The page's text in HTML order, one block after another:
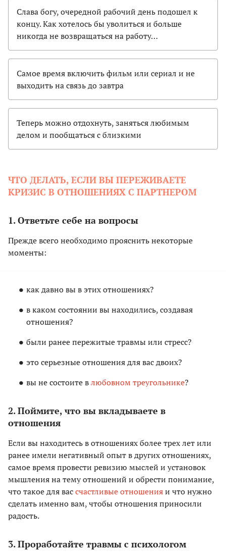
Слава богу, очередной рабочий день подошел к
концу. Как хотелось бы уволиться и больше
никогда не возвращаться на работу…
Самое время включить фильм или сериал и не
выходить на связь до завтра
Теперь можно отдохнуть, заняться любимым
делом и пообщаться с близкими
ЧТО ДЕЛАТЬ, ЕСЛИ ВЫ ПЕРЕЖИВАЕТЕ
КРИЗИС В ОТНОШЕНИЯХ С ПАРТНЕРОМ
1. Ответьте себе на вопросы
Прежде всего необходимо прояснить некоторые
моменты:
как давно вы в этих отношениях?
в каком состоянии вы находились, создавая
отношения?
были ранее пережитые травмы или стресс?
это серьезные отношения для вас двоих?
вы не состоите влюбовном треугольнике?
2. Поймите, что вы вкладываете в
отношения
Если вы находитесь в отношениях более трех лет или
ранее имели негативный опыт в других отношениях,
самое время провести ревизию мыслей и установок
мышления на тему отношений и обрести понимание,
что такое для вассчастливые отношенияи что нужно
сделать именно вам, чтобы отношения приносили
радость.
3. Проработайте травмы с психологом